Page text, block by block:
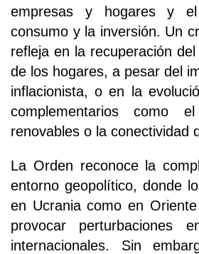
empresas y hogares y el
consumo y la inversión. Un
refleja en la recuperación
de los hogares, a pesar del
inflacionista, o en la
complementarios como
renovables o la conectividad
La Orden reconoce la
entorno geopolítico, donde
en Ucrania como en
provocar perturbaciones
internacionales. Sin